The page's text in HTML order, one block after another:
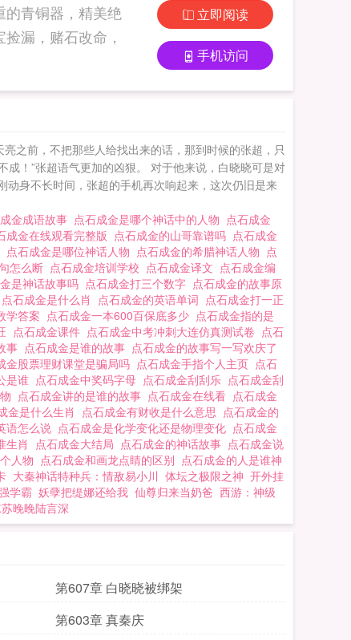
的青铜器，精美绝
漏，赌石改命，
立即阅读
手机访问
之前，不把那些人给找出来的话，那到时候的张超，只
！”张超语气更加的凶狠。 对于他来说，白晓晓可是对
身不长时间，张超的手机再次响起来，这次仍旧是来
金成语故事 点石成金是哪个神话中的人物 点石成金
成金在线观看完整版 点石成金的山哥靠谱吗 点石成金
点石成金是哪位神话人物 点石成金的希腊神话人物 点
怎么断 点石成金培训学校 点石成金译文 点石成金编
是神话故事吗 点石成金打三个数字 点石成金的故事原
点石成金是什么肖 点石成金的英语单词 点石成金打一正
学答案 点石成金一本600百保底多少 点石成金指的是
点石成金课件 点石成金中考冲刺大连仿真测试卷 点石
事 点石成金是谁的故事 点石成金的故事写一写欢庆了
金股票理财课堂是骗局吗 点石成金手指个人主页 点石
是谁 点石成金中奖码字母 点石成金刮刮乐 点石成金刮
点石成金讲的是谁的故事 点石成金在线看 点石成金
金是什么生肖 点石成金有财收是什么意思 点石成金的
语怎么说 点石成金是化学变化还是物理变化 点石成金
生肖 点石成金大结局 点石成金的神话故事 点石成金说
人物 点石成金和画龙点睛的区别 点石成金的人是谁神
大秦神话特种兵：情敌易小川 体坛之极限之神 开外挂
学霸 妖孽把缇娜还给我 仙尊归来当奶爸 西游：神级
晚晚陆言深
第607章 白晓晓被绑架
第603章 真秦庆